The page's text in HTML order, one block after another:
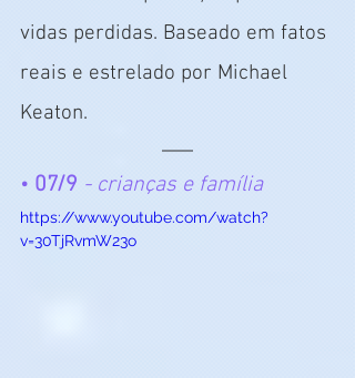
vidas perdidas. Baseado em fatos
reais e estrelado por Michael
Keaton.
• 07/9 - crianças e família
https://www.youtube.com/watch?
v=30TjRvmW23o